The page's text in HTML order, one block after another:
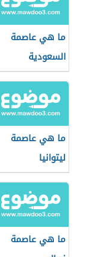
ما هي عاصمة
السعودية
ما هي عاصمة
ليتوانيا
ما هي عاصمة